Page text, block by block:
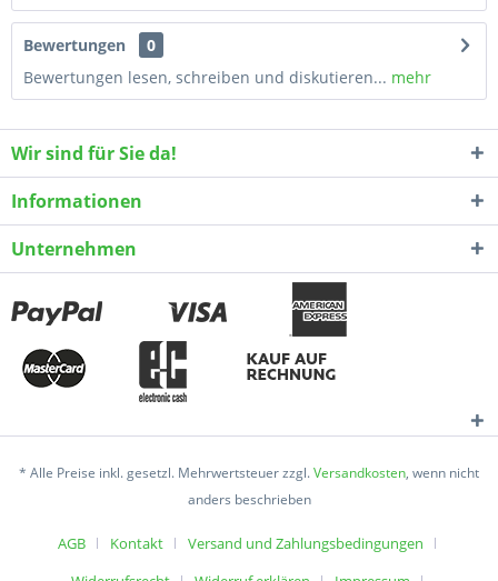
Bewertungen
0
Bewertungen lesen, schreiben und diskutieren... mehr
Wir sind für Sie da!
Informationen
Unternehmen
* Alle Preise inkl. gesetzl. Mehrwertsteuer zzgl.Versandkosten, wenn nicht
anders beschrieben
AGB Kontakt
Versand und Zahlungsbedingungen